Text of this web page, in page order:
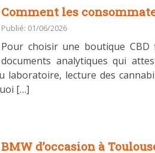
Comment les
Publié: 01/06/2026
Pour choisir une boutique CBD
documents analytiques qui
laboratoire, lecture des
[…]
BMW d’occasion à